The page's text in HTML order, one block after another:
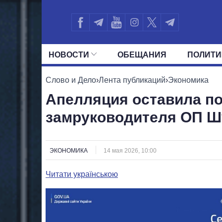
НОВОСТИ ОБЕЩАНИЯ
ВСЕ ПОЛИТИКИ ПРЕЗИДЕНТ И
Слово и Дело›Лента публикаций›Экономика
Апелляция оставила
замруководителя ОП
ЭКОНОМИКА 14 мая 2026, 10:00
Читати українською